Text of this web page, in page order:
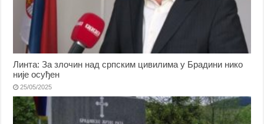
Линта: За злочин над српским цивилима у Брадини нико
није осуђен
25/05/2025